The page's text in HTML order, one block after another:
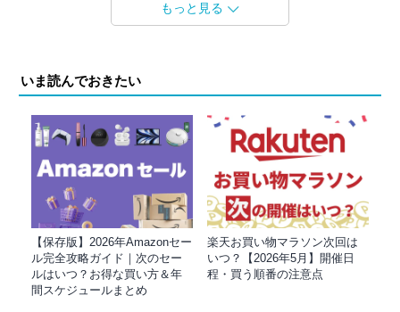
もっと見る
いま読んでおきたい
【保存版】2026年Amazonセー
ル完全攻略ガイド｜次のセー
ルはいつ？お得な買い方＆年
間スケジュールまとめ
楽天お買い物マラソン次回は
いつ？【2026年5月】開催日
程・買う順番の注意点